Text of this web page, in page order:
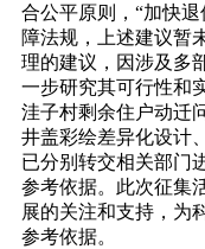
合公平原则，“加快
障法规，上述建议暂
理的建议，因涉及多
一步研究其可行性和
洼子村剩余住户动迁
井盖彩绘差异化设计
已分别转交相关部门
参考依据。此次征集
展的关注和支持，为
参考依据。